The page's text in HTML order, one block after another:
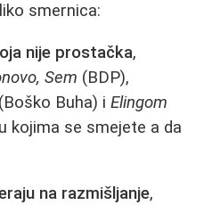
smernica:
nije prostačka,
Sem (BDP),
(Boško Buha) i Elingom
kojima se smejete a da
na razmišljanje,